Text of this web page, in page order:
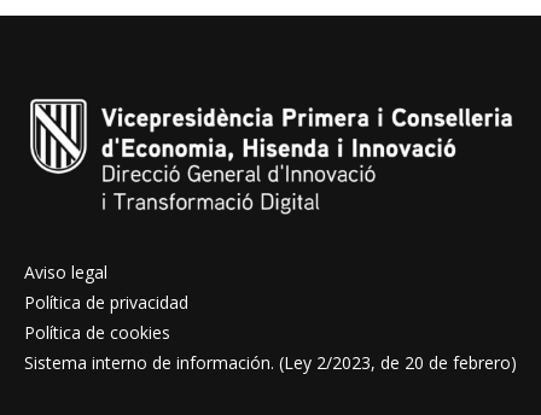
Aviso legal
Política de privacidad
Política de cookies
Sistema interno de información. (Ley 2/2023, de 20 de febrero)